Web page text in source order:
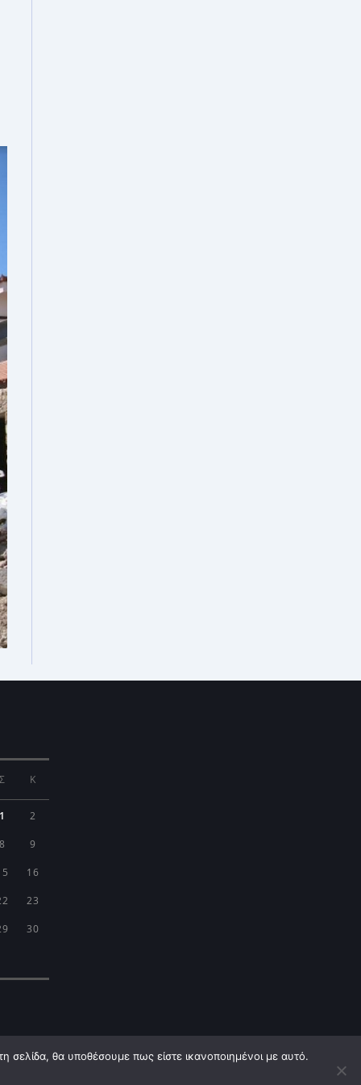
Κ
2
9
16
23
30
σελίδα, θα υποθέσουμε πως είστε ικανοποιημένοι με αυτό.